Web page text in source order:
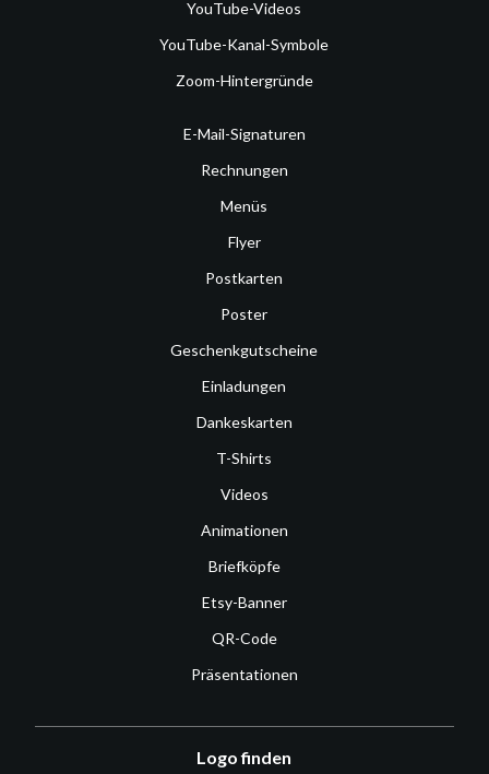
YouTube-Videos
YouTube-Kanal-Symbole
Zoom-Hintergründe
E-Mail-Signaturen
Rechnungen
Menüs
Flyer
Postkarten
Poster
Geschenkgutscheine
Einladungen
Dankeskarten
T-Shirts
Videos
Animationen
Briefköpfe
Etsy-Banner
QR-Code
Präsentationen
Logo finden